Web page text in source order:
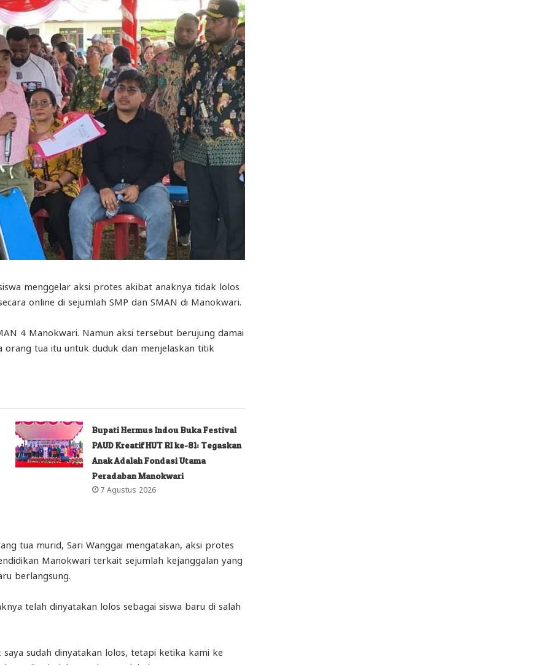
menggelar aksi protes akibat anaknya tidak lolos
online di sejumlah SMP dan SMAN di Manokwari.
4 Manokwari. Namun aksi tersebut berujung damai
tua itu untuk duduk dan menjelaskan titik
Bupati Hermus Indou Buka Festival
PAUD Kreatif HUT RI ke-81: Tegaskan
Anak Adalah Fondasi Utama
Peradaban Manokwari
7 Agustus 2026
tua murid, Sari Wanggai mengatakan, aksi protes
Manokwari terkait sejumlah kejanggalan yang
berlangsung.
telah dinyatakan lolos sebagai siswa baru di salah
saya sudah dinyatakan lolos, tetapi ketika kami ke